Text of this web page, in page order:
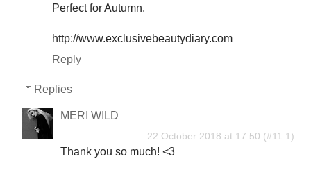
Perfect for Autumn.
http://www.exclusivebeautydiary.com
Reply
Replies
MERI WILD
22 October 2018 at 17:50
Thank you so much! <3